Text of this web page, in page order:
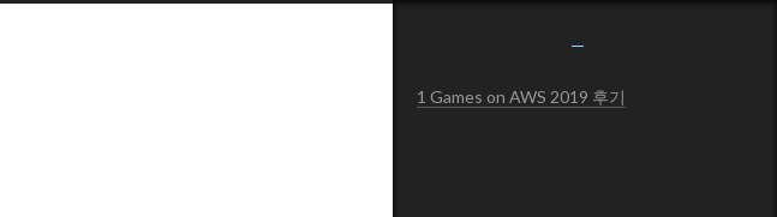
1 Games on AWS 2019 후기